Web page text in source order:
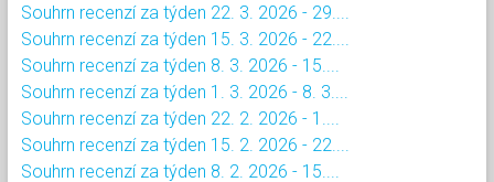
Souhrn recenzí za týden 22. 3. 2026 - 29....
Souhrn recenzí za týden 15. 3. 2026 - 22....
Souhrn recenzí za týden 8. 3. 2026 - 15....
Souhrn recenzí za týden 1. 3. 2026 - 8. 3....
Souhrn recenzí za týden 22. 2. 2026 - 1....
Souhrn recenzí za týden 15. 2. 2026 - 22....
Souhrn recenzí za týden 8. 2. 2026 - 15....